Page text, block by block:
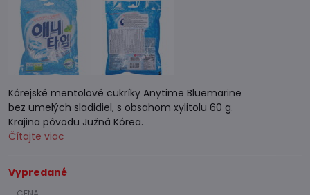
Kórejské mentolové cukríky Anytime Bluemarine
bez umelých sladidiel, s obsahom xylitolu 60 g.
Krajina pôvodu Južná Kórea.
Čítajte viac
Vypredané